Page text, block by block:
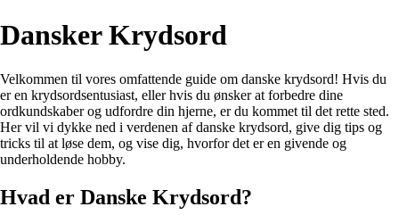
Dansker Krydsord
Velkommen til vores omfattende guide om danske krydsord! Hvis du
er en krydsordsentusiast, eller hvis du ønsker at forbedre dine
ordkundskaber og udfordre din hjerne, er du kommet til det rette sted.
Her vil vi dykke ned i verdenen af danske krydsord, give dig tips og
tricks til at løse dem, og vise dig, hvorfor det er en givende og
underholdende hobby.
Hvad er Danske Krydsord?